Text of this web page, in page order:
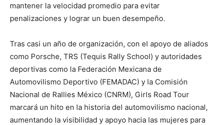
mantener la velocidad promedio para evitar
penalizaciones y lograr un buen desempeño.
Tras casi un año de organización, con el apoyo de aliados
como Porsche, TRS (Tequis Rally School) y autoridades
deportivas como la Federación Mexicana de
Automovilismo Deportivo (FEMADAC) y la Comisión
Nacional de Rallies México (CNRM), Girls Road Tour
marcará un hito en la historia del automovilismo nacional,
aumentando la visibilidad y apoyo hacia las mujeres para